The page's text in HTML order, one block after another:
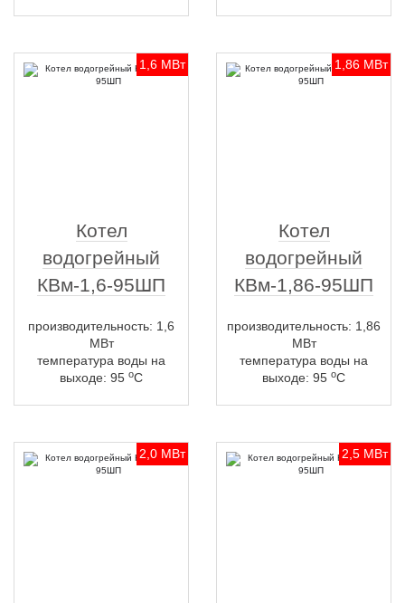
1,6 МВт
Котел
водогрейный
КВм-1,6-95ШП
производительность: 1,6
МВт
температура воды на
выходе: 95 оС
1,86 МВт
Котел
водогрейный
КВм-1,86-95ШП
производительность: 1,86
МВт
температура воды на
выходе: 95 оС
2,0 МВт 2,5 МВт